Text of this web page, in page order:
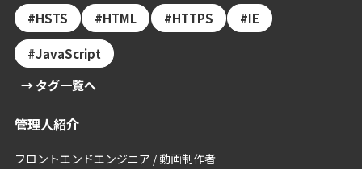
HSTS HTML HTTPS IE
JavaScript
→ タグ一覧へ
管理人紹介
フロントエンドエンジニア / 動画制作者